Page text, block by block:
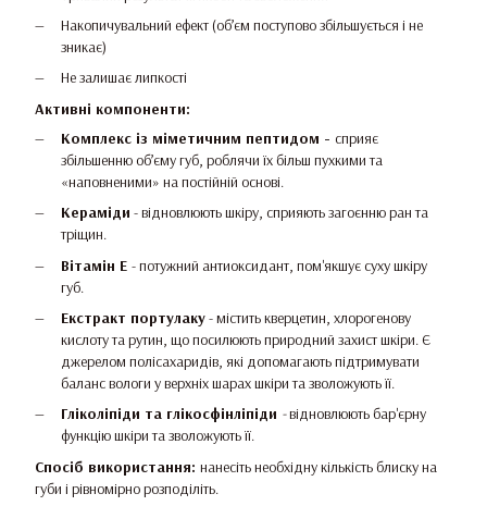
Накопичувальний ефект (об’єм поступово збільшується і не
зникає)
Не залишає липкості
Активні компоненти:
Комплекс із міметичним пептидом - сприяє
збільшенню об’єму губ, роблячи їх більш пухкими та
«наповненими» на постійній основі.
Кераміди - відновлюють шкіру, сприяють загоєнню ран та
тріщин.
Вітамін Е -потужний антиоксидант, пом'якшує суху шкіру
губ.
Екстракт портулаку- містить кверцетин, хлорогенову
кислоту та рутин, що посилюють природний захист шкіри. Є
джерелом полісахаридів, які допомагають підтримувати
баланс вологи у верхніх шарах шкіри та зволожують її.
Гліколіпіди та глікосфінліпіди -відновлюють бар'єрну
функцію шкіри та зволожують її.
Спосіб використання: нанесіть необхідну кількість блиску на
губи і рівномірно розподіліть.